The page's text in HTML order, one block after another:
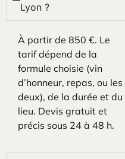
Lyon ?
À partir de 850 €. Le
tarif dépend de la
formule choisie (vin
d’honneur, repas, ou les
deux), de la durée et du
lieu. Devis gratuit et
précis sous 24 à 48 h.